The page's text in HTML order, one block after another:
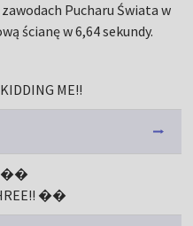
Pucharu Świata w
ścianę w 6,64 sekundy.
ME!!
��